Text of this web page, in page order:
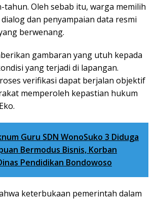
tahun. Oleh sebab itu, warga memilih
dan penyampaian data resmi
berwenang.
gambaran yang utuh kepada
yang terjadi di lapangan.
verifikasi dapat berjalan objektif
memperoleh kepastian hukum
Guru SDN WonoSuko 3 Diduga
Bermodus Bisnis, Korban
Pendidikan Bondowoso
keterbukaan pemerintah dalam